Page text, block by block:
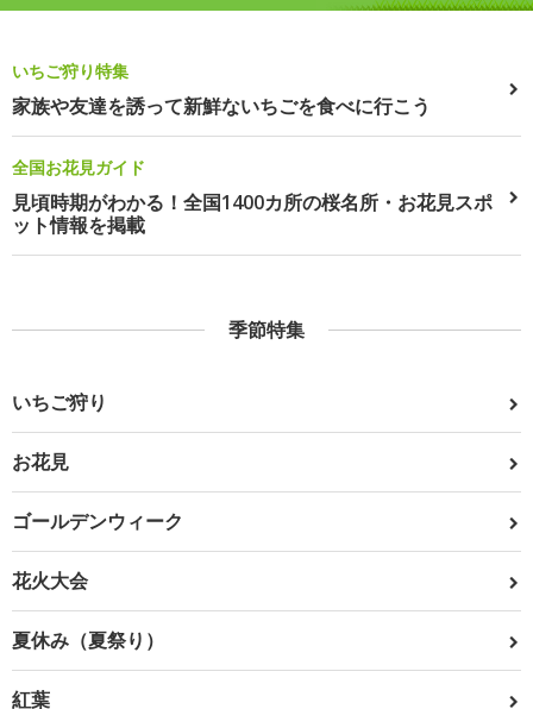
いちご狩り特集
家族や友達を誘って新鮮ないちごを食べに行こう
全国お花見ガイド
見頃時期がわかる！全国1400カ所の桜名所・お花見スポ
ット情報を掲載
季節特集
いちご狩り
お花見
ゴールデンウィーク
花火大会
夏休み（夏祭り）
紅葉